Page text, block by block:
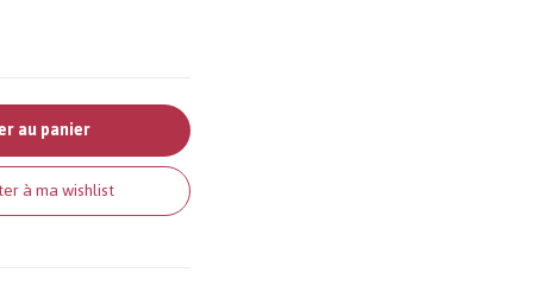
au panier
à ma wishlist